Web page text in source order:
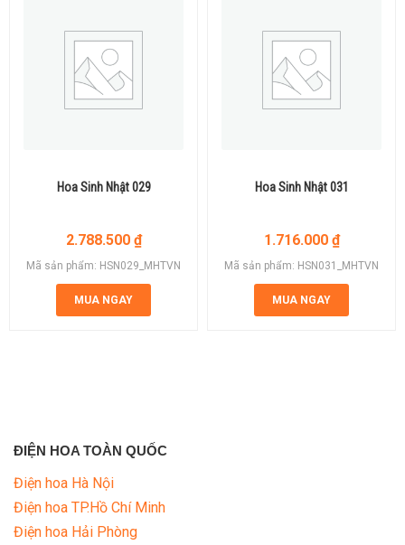
Hoa Sinh Nhật 029
2.788.500 ₫
Mã sản phẩm: HSN029_MHTVN
MUA NGAY
Hoa Sinh Nhật 031
1.716.000 ₫
Mã sản phẩm: HSN031_MHTVN
MUA NGAY
ĐIỆN HOA TOÀN QUỐC
Điện hoa Hà Nội
Điện hoa TP.Hồ Chí Minh
Điện hoa Hải Phòng